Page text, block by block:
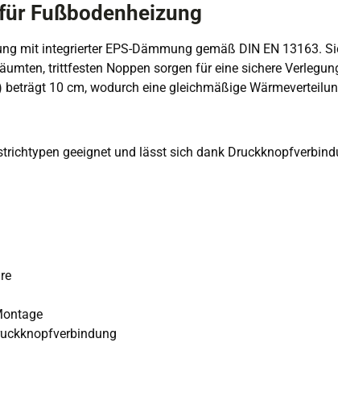
Fußbodenheizung
mit integrierter EPS-Dämmung gemäß DIN EN 13163.
trittfesten Noppen sorgen für eine sichere
10 cm, wodurch eine gleichmäßige
geeignet und lässt sich dank